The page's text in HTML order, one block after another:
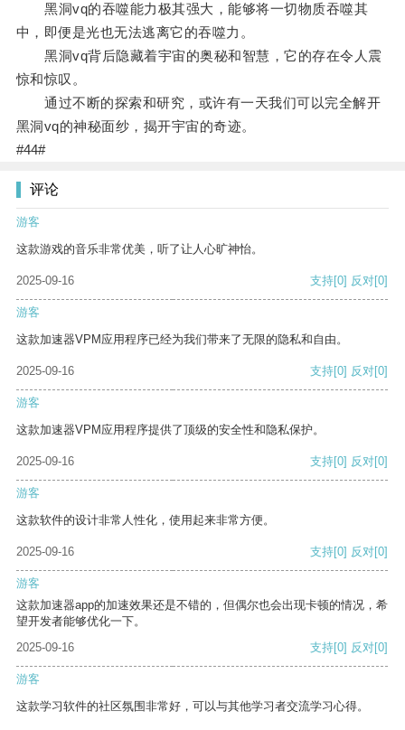
黑洞vq的吞噬能力极其强大，能够将一切物质吞噬其
中，即便是光也无法逃离它的吞噬力。
黑洞vq背后隐藏着宇宙的奥秘和智慧，它的存在令人震
惊和惊叹。
通过不断的探索和研究，或许有一天我们可以完全解开
黑洞vq的神秘面纱，揭开宇宙的奇迹。
#44#
评论
游客
这款游戏的音乐非常优美，听了让人心旷神怡。
2025-09-16 支持[0] 反对[0]
游客
这款加速器VPM应用程序已经为我们带来了无限的隐私和自由。
2025-09-16 支持[0] 反对[0]
游客
这款加速器VPM应用程序提供了顶级的安全性和隐私保护。
2025-09-16 支持[0] 反对[0]
游客
这款软件的设计非常人性化，使用起来非常方便。
2025-09-16 支持[0] 反对[0]
游客
这款加速器app的加速效果还是不错的，但偶尔也会出现卡顿的情况，希
望开发者能够优化一下。
2025-09-16
支持[0] 反对[0]
游客
这款学习软件的社区氛围非常好，可以与其他学习者交流学习心得。